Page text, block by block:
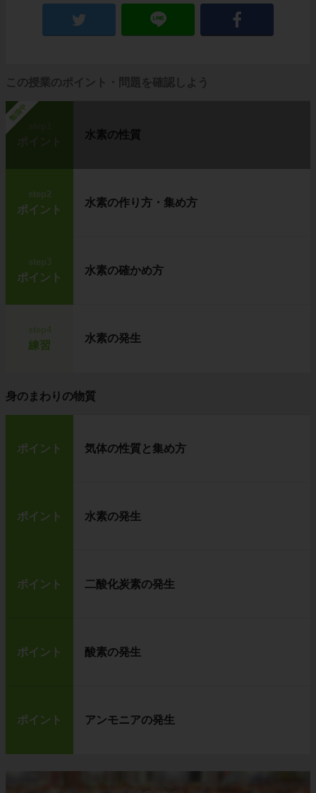
この授業のポイント・問題を確認しよう
勉強中
ポイント
水素の性質
step2
ポイント
水素の作り方・集め方
step3
ポイント
水素の確かめ方
練習
水素の発生
身のまわりの物質
ポイント 気体の性質と集め方
ポイント 水素の発生
ポイント 二酸化炭素の発生
ポイント 酸素の発生
ポイント アンモニアの発生